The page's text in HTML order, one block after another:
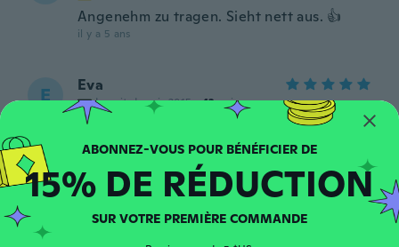
Angenehm zu tragen. Sieht nett aus. 👍
il y a 5 ans
E Eva
Inscrit depuis 2015 · 42 avis
il y a 5 ans
C Carmen
Inscrit depuis 2019 · 7
avis
il y a 5 ans
15% DE RÉDUCTION
SUR VOTRE PREMIÈRE COMMANDE